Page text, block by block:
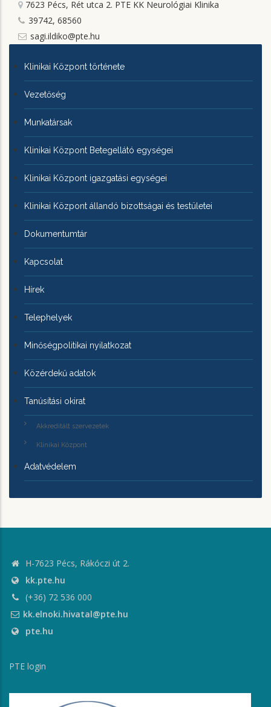
7623 Pécs, Rét utca 2. PTE KK Neurológiai Klinika
39742, 68560
sagi.ildiko@pte.hu
KLINIKAI
KÖZPONTRÓL
Klinikai Központ története
Vezetőség
Munkatársak
Klinikai Központ Betegellátó egységei
Klinikai Központ igazgatási egységei
Klinikai Központ állandó bizottságai és testületei
Dokumentumtár
Kapcsolat
Hírek
Telephelyek
Minőségpolitikai nyilatkozat
Közérdekű adatok
Tanúsítási okirat
Akkreditált szervezetek
Klinikai Központ
Adatvédelem
H-7623 Pécs, Rákóczi út 2.
kk.pte.hu
(+36) 72 536 000
kk.elnoki.hivatal@pte.hu
pte.hu
PTE login